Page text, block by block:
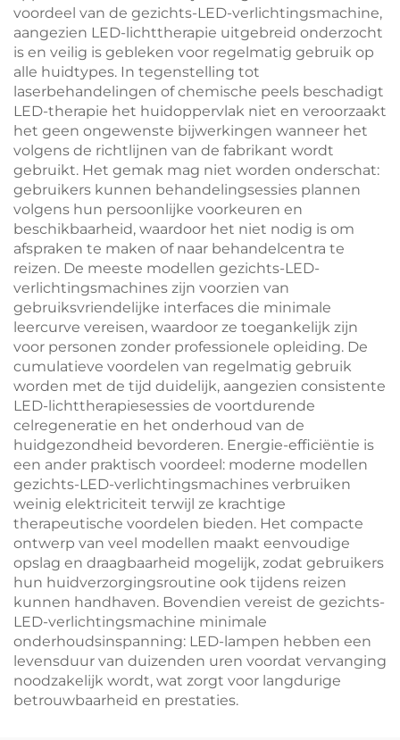
voordeel van de gezichts-LED-verlichtingsmachine,
aangezien LED-lichttherapie uitgebreid onderzocht
is en veilig is gebleken voor regelmatig gebruik op
alle huidtypes. In tegenstelling tot
laserbehandelingen of chemische peels beschadigt
LED-therapie het huidoppervlak niet en veroorzaakt
het geen ongewenste bijwerkingen wanneer het
volgens de richtlijnen van de fabrikant wordt
gebruikt. Het gemak mag niet worden onderschat:
gebruikers kunnen behandelingsessies plannen
volgens hun persoonlijke voorkeuren en
beschikbaarheid, waardoor het niet nodig is om
afspraken te maken of naar behandelcentra te
reizen. De meeste modellen gezichts-LED-
verlichtingsmachines zijn voorzien van
gebruiksvriendelijke interfaces die minimale
leercurve vereisen, waardoor ze toegankelijk zijn
voor personen zonder professionele opleiding. De
cumulatieve voordelen van regelmatig gebruik
worden met de tijd duidelijk, aangezien consistente
LED-lichttherapiesessies de voortdurende
celregeneratie en het onderhoud van de
huidgezondheid bevorderen. Energie-efficiëntie is
een ander praktisch voordeel: moderne modellen
gezichts-LED-verlichtingsmachines verbruiken
weinig elektriciteit terwijl ze krachtige
therapeutische voordelen bieden. Het compacte
ontwerp van veel modellen maakt eenvoudige
opslag en draagbaarheid mogelijk, zodat gebruikers
hun huidverzorgingsroutine ook tijdens reizen
kunnen handhaven. Bovendien vereist de gezichts-
LED-verlichtingsmachine minimale
onderhoudsinspanning: LED-lampen hebben een
levensduur van duizenden uren voordat vervanging
noodzakelijk wordt, wat zorgt voor langdurige
betrouwbaarheid en prestaties.